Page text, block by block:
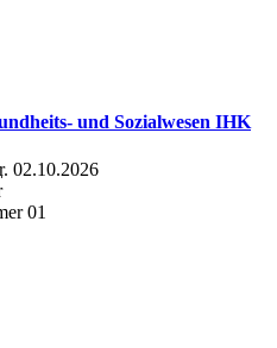
und Sozialwesen IHK
02.10.2026
01